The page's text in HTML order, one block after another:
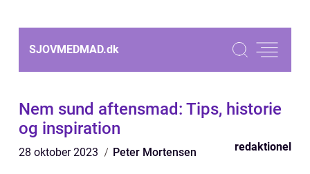
SJOVMEDMAD.dk
Nem sund aftensmad: Tips, historie
og inspiration
28 oktober 2023 Peter Mortensen redaktionel